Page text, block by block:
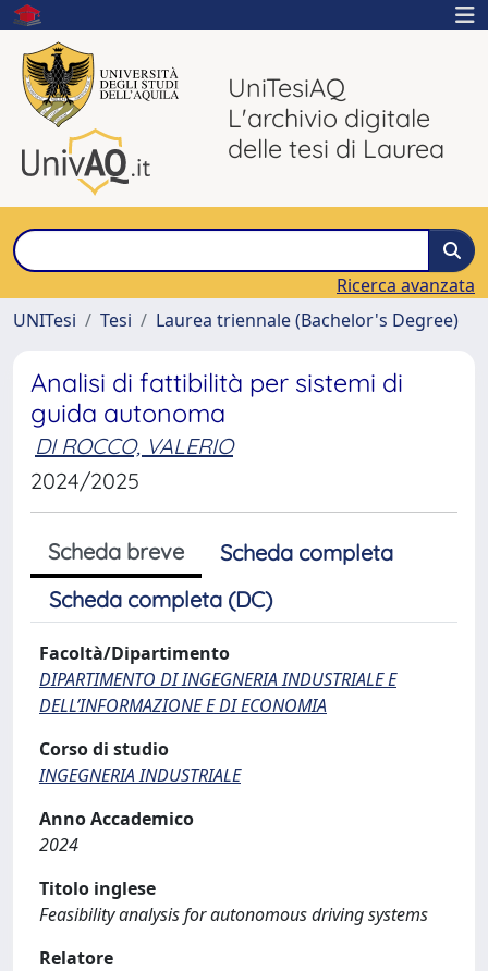
UniTesiAQ
L'archivio digitale
delle tesi di Laurea
Ricerca avanzata
UNITesi
Tesi Laurea triennale (Bachelor's Degree)
Analisi di fattibilità per sistemi di
guida autonoma
DI ROCCO, VALERIO
2024/2025
Scheda breve
Scheda completa
Scheda completa (DC)
Facoltà/Dipartimento
DIPARTIMENTO DI INGEGNERIA INDUSTRIALE E
DELL’INFORMAZIONE E DI ECONOMIA
Corso di studio
INGEGNERIA INDUSTRIALE
Anno Accademico
2024
Titolo inglese
Feasibility analysis for autonomous driving systems
Relatore